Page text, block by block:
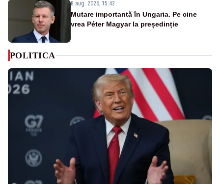
8 aug. 2026, 15:42
Mutare importantă în Ungaria. Pe cine
vrea Péter Magyar la președinție
POLITICA